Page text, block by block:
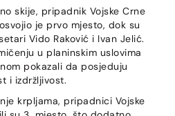
skije, pripadnik Vojske Crne
je prvo mjesto, dok su
Vido Raković i Ivan Jelić.
u planinskim uslovima
pokazali da posjeduju
i izdržljivost.
krpljama, pripadnici Vojske